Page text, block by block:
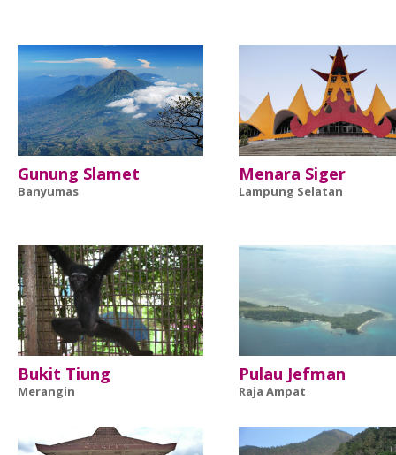
Gunung Slamet
Banyumas
Menara Siger
Lampung Selatan
Bukit Tiung
Merangin
Pulau Jefman
Raja Ampat